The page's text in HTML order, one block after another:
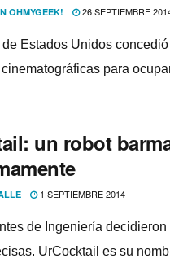
OHMYGEEK! 26 SEPTIEMBRE
de Estados Unidos
para
un robot
1 SEPTIEMBRE 2014
de Ingenierí­a
UrCocktail es su